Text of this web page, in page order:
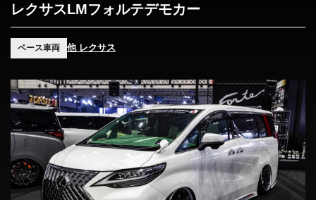
レクサスLMフォルテデモカー
ベース車両 他 レクサス